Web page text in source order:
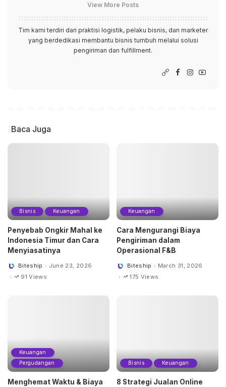
View More Posts
Tim kami terdiri dari praktisi logistik, pelaku bisnis, dan marketer
yang berdedikasi membantu bisnis tumbuh melalui solusi
pengiriman dan fulfillment.
Baca Juga
Bisnis Keuangan
Penyebab Ongkir Mahal ke
Indonesia Timur dan Cara
Menyiasatinya
PostedBiteship
June 23, 2026
91 Views
Keuangan
Cara Mengurangi Biaya
Pengiriman dalam
Operasional F&B
PostedBiteship
March 31, 2026
175 Views
Keuangan
Pergudangan
Menghemat Waktu & Biaya
Bisnis Keuangan
8 Strategi Jualan Online